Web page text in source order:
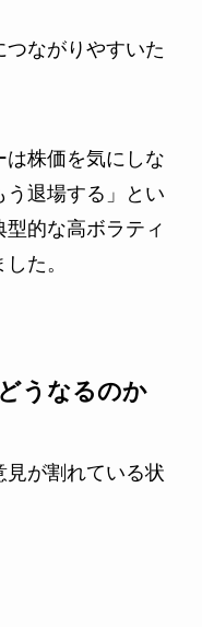
つながりやすいた
株価を気にしな
う退場する」とい
的な高ボラティ
た。
うなるのか
が割れている状